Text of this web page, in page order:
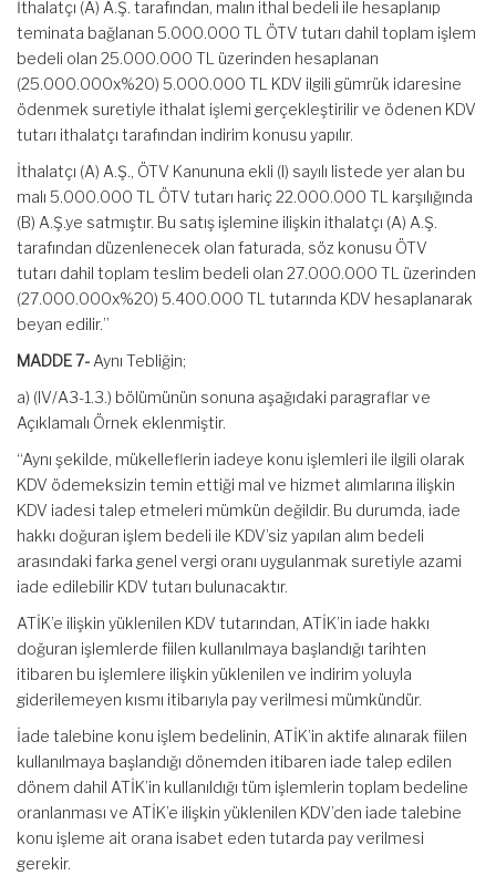
İthalatçı (A) A.Ş. tarafından, malın ithal bedeli ile hesaplanıp
teminata bağlanan 5.000.000 TL ÖTV tutarı dahil toplam işlem
bedeli olan 25.000.000 TL üzerinden hesaplanan
(25.000.000x%20) 5.000.000 TL KDV ilgili gümrük idaresine
ödenmek suretiyle ithalat işlemi gerçekleştirilir ve ödenen KDV
tutarı ithalatçı tarafından indirim konusu yapılır.
İthalatçı (A) A.Ş., ÖTV Kanununa ekli (I) sayılı listede yer alan bu
malı 5.000.000 TL ÖTV tutarı hariç 22.000.000 TL karşılığında
(B) A.Ş.ye satmıştır. Bu satış işlemine ilişkin ithalatçı (A) A.Ş.
tarafından düzenlenecek olan faturada, söz konusu ÖTV
tutarı dahil toplam teslim bedeli olan 27.000.000 TL üzerinden
(27.000.000x%20) 5.400.000 TL tutarında KDV hesaplanarak
beyan edilir.”
MADDE 7- Aynı Tebliğin;
a) (IV/A3-1.3.) bölümünün sonuna aşağıdaki paragraflar ve
Açıklamalı Örnek eklenmiştir.
“Aynı şekilde, mükelleflerin iadeye konu işlemleri ile ilgili olarak
KDV ödemeksizin temin ettiği mal ve hizmet alımlarına ilişkin
KDV iadesi talep etmeleri mümkün değildir. Bu durumda, iade
hakkı doğuran işlem bedeli ile KDV’siz yapılan alım bedeli
arasındaki farka genel vergi oranı uygulanmak suretiyle azami
iade edilebilir KDV tutarı bulunacaktır.
ATİK’e ilişkin yüklenilen KDV tutarından, ATİK’in iade hakkı
doğuran işlemlerde fiilen kullanılmaya başlandığı tarihten
itibaren bu işlemlere ilişkin yüklenilen ve indirim yoluyla
giderilemeyen kısmı itibarıyla pay verilmesi mümkündür.
İade talebine konu işlem bedelinin, ATİK’in aktife alınarak fiilen
kullanılmaya başlandığı dönemden itibaren iade talep edilen
dönem dahil ATİK’in kullanıldığı tüm işlemlerin toplam bedeline
oranlanması ve ATİK’e ilişkin yüklenilen KDV’den iade talebine
konu işleme ait orana isabet eden tutarda pay verilmesi
gerekir.